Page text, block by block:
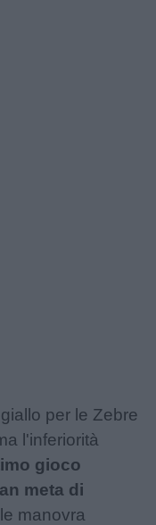
per le Zebre
l'inferiorità
gioco
meta di
manovra